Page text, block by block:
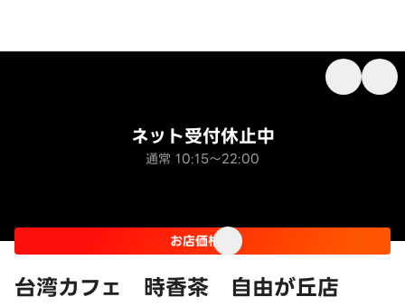
台湾カフェ 時香茶 自由が丘店
ネット受付休止中
通常 10:15～22:00
お店価格